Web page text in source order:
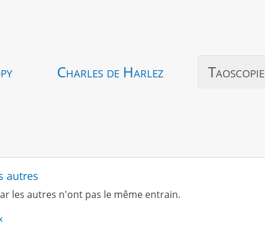
Charles de Harlez Taoscopie
autres
les autres n'ont pas le même entrain.